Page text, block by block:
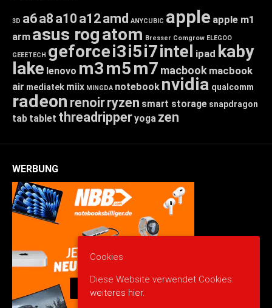
3D a6a8 a10 a12amd ANYCUBIC apple apple m1
arm asus rogatom Bresser Comgrow ELEGOO
GEEETECH geforcei3i5i7intel ipad kaby
lake lenovo m3m5m7 macbook macbook
air mediatek miix MINGDA notebook nvidia qualcomm
radeon renoirryzen smart storage snapdragon
tab tablet threadripperyoga zen
WERBUNG
Cookies
Diese Website verwendet Cookies:
weiteres hier.